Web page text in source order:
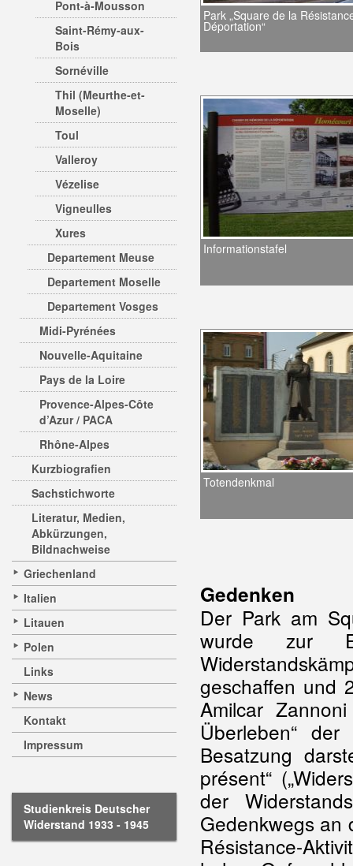
Pont-à-Mousson
Saint-Rémy-aux-
Bois
Sornéville
Thil (Meurthe-et-
Moselle)
Toul
Valleroy
Vézelise
Vigneulles
Xures
Departement Meuse
Departement Moselle
Departement Vosges
Midi-Pyrénées
Nouvelle-Aquitaine
Pays de la Loire
Provence-Alpes-Côte
d’Azur / PACA
Rhône-Alpes
Kurzbiografien
Sachstichworte
Literatur, Medien,
Abkürzungen,
Bildnachweise
Griechenland
Italien
Litauen
Polen
Links
News
Kontakt
Impressum
Studienkreis Deutscher
Widerstand 1933 - 1945
Park „Square de la
Déportation“
Informationstafel
Totendenkmal
Gedenken
Der Park am
wurde zur
geschaffen und
Amilcar
Überleben“
Besatzung
présent“
der
Gedenkwegs an
Résistance-